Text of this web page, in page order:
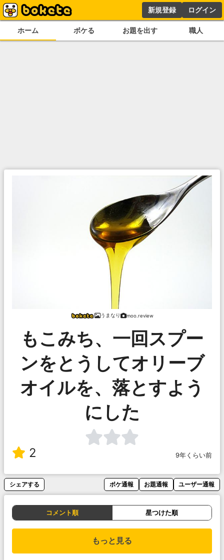
新規登録 ログイン
ホーム ボケる お題を出す 職人
うまなり moo.review
もこみち、一回スプー
ンをとうしてオリーブ
オイルを、落とすよう
にした
2 9年くらい前
シェアする ボケ通報 お題通報 ユーザー通報
コメント順 星つけた順
もっと見る